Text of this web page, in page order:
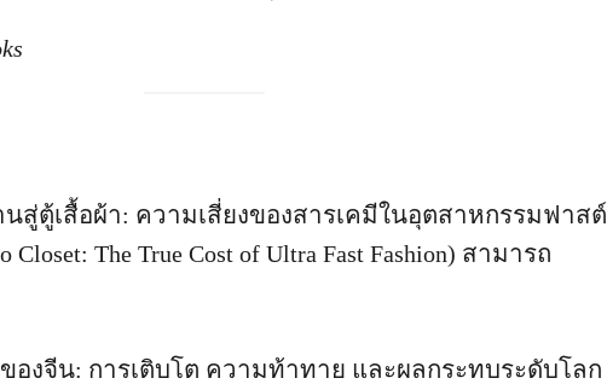
นสู่ตู้เสื้อผ้า: ความเสี่ยงของสารเคมีในอุตสาหกรรมฟาสต์
Closet: The True Cost of Ultra Fast Fashion) สามารถ
งจีน: การเติบโต ความท้าทาย และผลกระทบระดับโลก